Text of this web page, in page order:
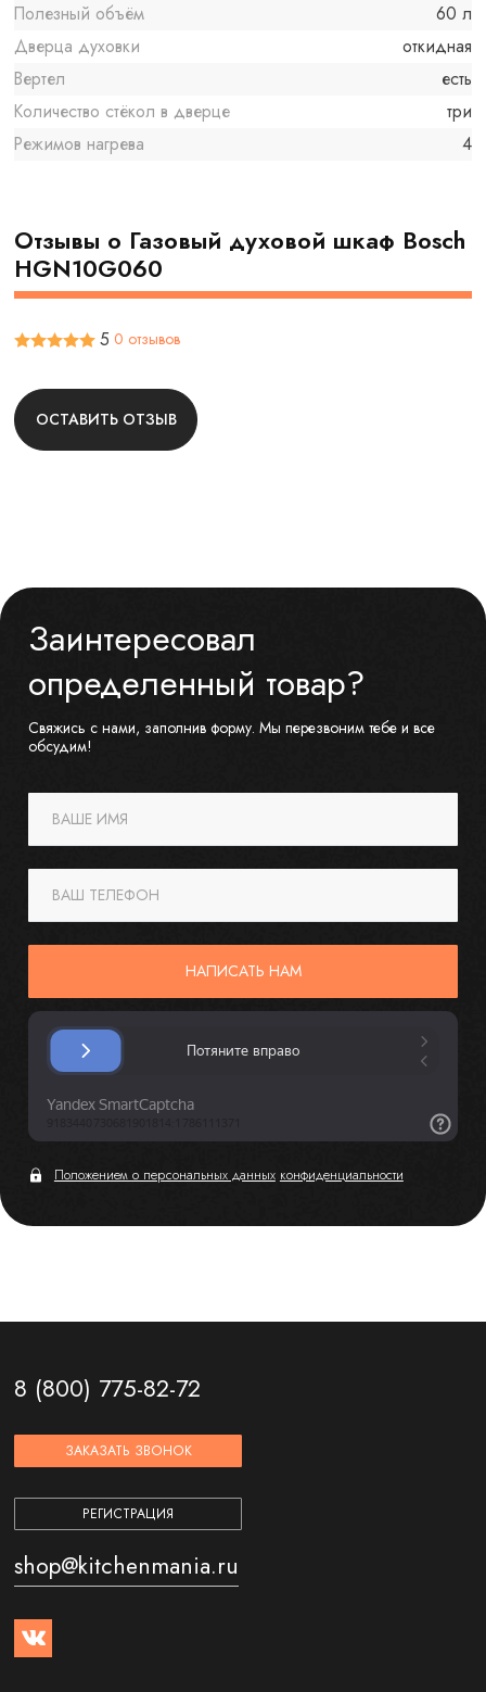
Полезный объём
60 л
Дверца духовки
откидная
Вертел
есть
Количество стёкол в дверце
три
Режимов нагрева
4
Отзывы о Газовый духовой шкаф Bosch
HGN10G060
5 0 отзывов
ОСТАВИТЬ ОТЗЫВ
Заинтересовал
определенный товар?
Свяжись с нами, заполнив форму. Мы перезвоним тебе и все
обсудим!
ВАШЕ ИМЯ
ВАШ ТЕЛЕФОН
НАПИСАТЬ НАМ
Положением о персональных данных конфиденциальности
8 (800) 775-82-72
ЗАКАЗАТЬ ЗВОНОК
РЕГИСТРАЦИЯ
shop@kitchenmania.ru